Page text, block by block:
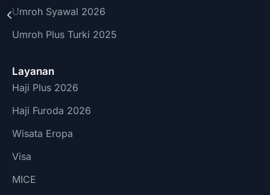
Umroh Syawal 2026
Umroh Plus Turki 2025
Layanan
Haji Plus 2026
Haji Furoda 2026
Wisata Eropa
Visa
MICE